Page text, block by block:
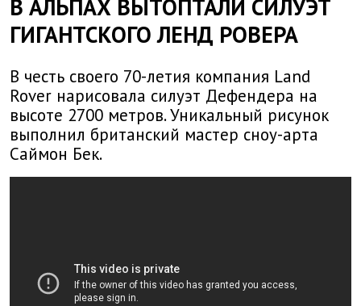
В АЛЬПАХ ВЫТОПТАЛИ СИЛУЭТ
ГИГАНТСКОГО ЛЕНД РОВЕРА
В честь своего 70-летия компания Land
Rover нарисовала силуэт Дефендера на
высоте 2700 метров. Уникальный рисунок
выполнил британский мастер сноу-арта
Саймон Бек.